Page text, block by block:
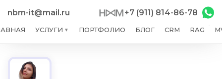
nbm-it@mail.ru +7 (911) 814-86-78
УСЛУГИ ▼ ПОРТФОЛИО БЛОГ CRM RAG